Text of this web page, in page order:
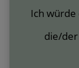
Ich
die/der